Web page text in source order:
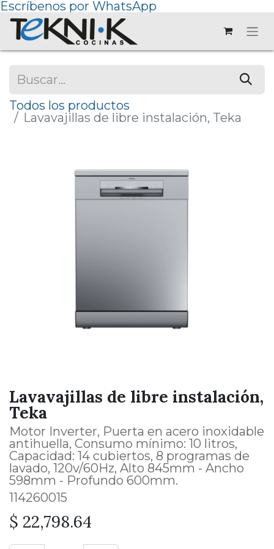
Escríbenos por WhatsApp
Todos los productos
Lavavajillas de libre instalación, Teka
Lavavajillas de libre instalación,
Teka
Motor Inverter, Puerta en acero inoxidable
antihuella, Consumo mínimo: 10 litros,
Capacidad: 14 cubiertos, 8 programas de
lavado, 120v/60Hz, Alto 845mm - Ancho
598mm - Profundo 600mm.
114260015
$ 22,798.64